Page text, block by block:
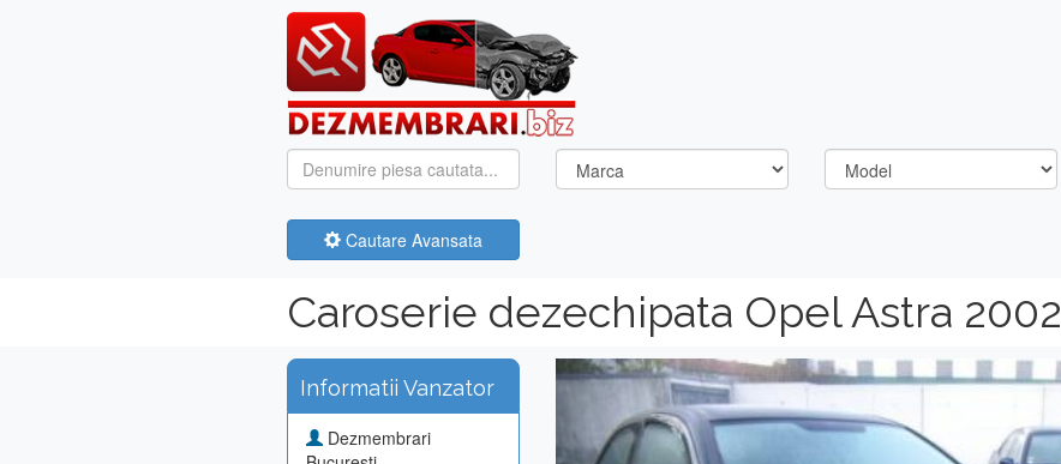
Cautare Avansata
Caroserie dezechipata Opel Astra 2002
Informatii Vanzator
Dezmembrari
Previous